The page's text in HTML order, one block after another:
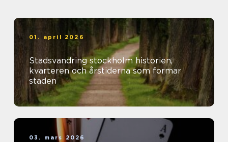
01. april 2026
Stadsvandring stockholm historien,
kvarteren och årstiderna som formar
staden
03. mars 2026